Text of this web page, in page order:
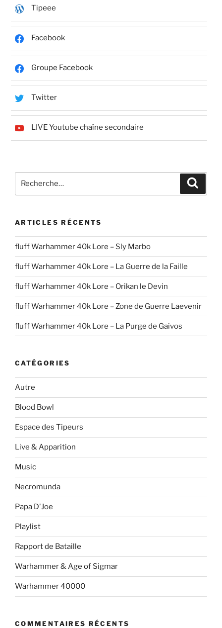
Tipeee
Facebook
Groupe Facebook
Twitter
LIVE Youtube chaîne secondaire
pour
ARTICLES RÉCENTS
fluff Warhammer 40k Lore – Sly Marbo
fluff Warhammer 40k Lore – La Guerre de la Faille
fluff Warhammer 40k Lore – Orikan le Devin
fluff Warhammer 40k Lore – Zone de Guerre Laevenir
fluff Warhammer 40k Lore – La Purge de Gaivos
CATÉGORIES
Autre
Blood Bowl
Espace des Tipeurs
Live & Apparition
Music
Necromunda
Papa D'Joe
Playlist
Rapport de Bataille
Warhammer & Age of Sigmar
Warhammer 40000
COMMENTAIRES RÉCENTS